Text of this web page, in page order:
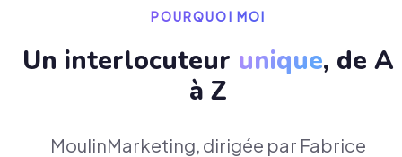
POURQUOI MOI
Un interlocuteur unique, de A
à Z
MoulinMarketing, dirigée par Fabrice